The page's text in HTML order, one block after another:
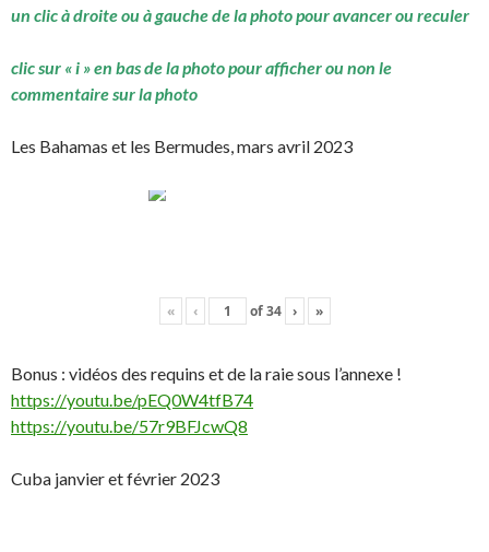
un clic à droite ou à gauche de la photo pour avancer ou reculer
clic sur « i » en bas de la photo pour afficher ou non le
commentaire sur la photo
Les Bahamas et les Bermudes, mars avril 2023
« ‹ of34 › »
Bonus : vidéos des requins et de la raie sous l’annexe !
https://youtu.be/pEQ0W4tfB74
https://youtu.be/57r9BFJcwQ8
Cuba janvier et février 2023